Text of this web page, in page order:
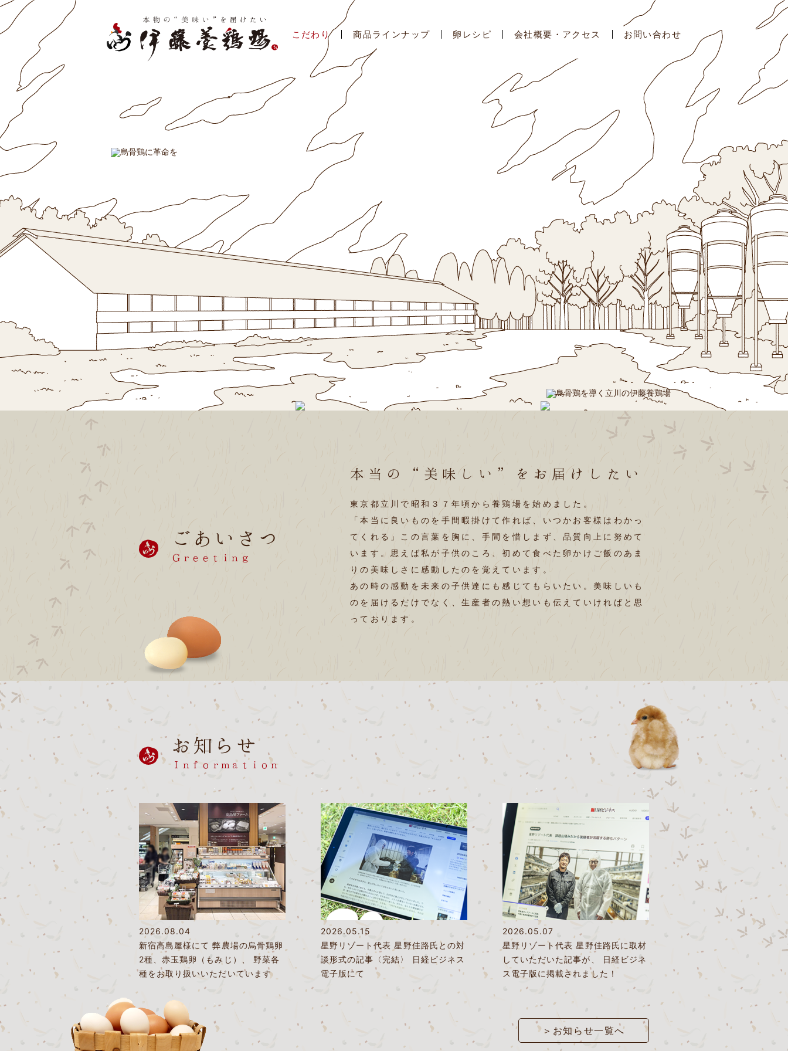
こだわり 商品ラインナップ 卵レシピ 会社概要・アクセス お問い合わせ
ごあいさつ
Ｇｒｅｅｔｉｎｇ
本当の“美味しい”をお届けしたい
東京都立川で昭和３７年頃から養鶏場を始めました。
「本当に良いものを手間暇掛けて作れば、いつかお客様はわかっ
てくれる」この言葉を胸に、手間を惜しまず、品質向上に努めて
います。思えば私が子供のころ、初めて食べた卵かけご飯のあま
りの美味しさに感動したのを覚えています。
あの時の感動を未来の子供達にも感じてもらいたい。美味しいも
のを届けるだけでなく、生産者の熱い想いも伝えていければと思
っております。
お知らせ
Ｉｎｆｏｒｍａｔｉｏｎ
2026.08.04
新宿高島屋様にて 弊農場の烏骨鶏卵
2種、赤玉鶏卵（もみじ）、 野菜各
種をお取り扱いいただいています
2026.05.15
星野リゾート代表 星野佳路氏との対
談形式の記事〈完結〉 日経ビジネス
電子版にて
2026.05.07
星野リゾート代表 星野佳路氏に取材
していただいた記事が、 日経ビジネ
ス電子版に掲載されました！
＞お知らせ一覧へ